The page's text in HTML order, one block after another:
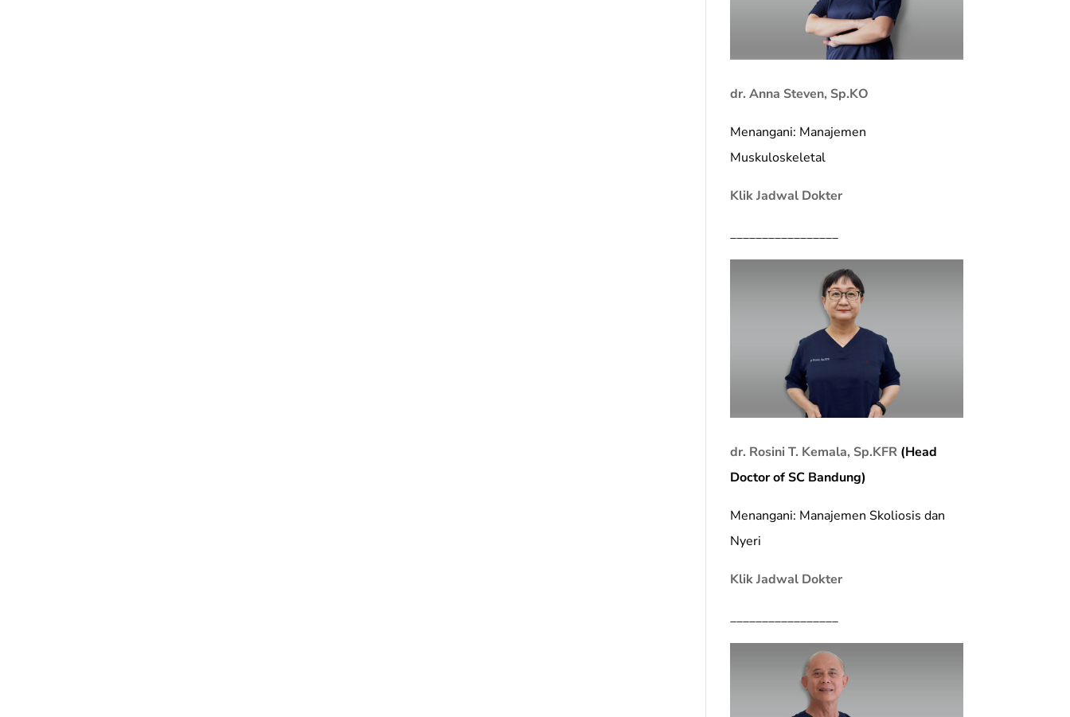
dr. Anna Steven, Sp.KO
Menangani: Manajemen
Muskuloskeletal
Klik Jadwal Dokter
_________________
dr. Rosini T. Kemala, Sp.KFR (Head
Doctor of SC Bandung)
Menangani: Manajemen Skoliosis dan
Nyeri
Klik Jadwal Dokter
_________________